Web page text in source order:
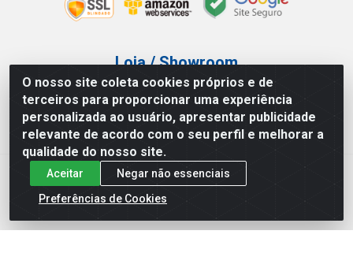
O nosso site coleta cookies próprios e de
terceiros para proporcionar uma experiência
personalizada ao usuário, apresentar publicidade
relevante de acordo com o seu perfil e melhorar a
qualidade do nosso site.
Aceitar
Negar não essenciais
Preferências de Cookies
Loja / Showroom
Tel.: (11) 3227-0546
Av Vautier, 587/597 - Pari - São Paulo/SP
Atef Distribuidora LTDA - Av. Vautier, 585/597 - Pari - São
Paulo/SP - CEP 03.032-000 - CNPJ 27.717.135/0001-29